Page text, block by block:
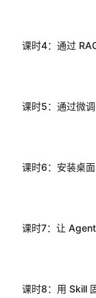
了解大模型的
了解阿里云提
课时4： 通过
课时5： 通过微
课时6： 安装桌
课时7： 让
课时8： 用 Skill